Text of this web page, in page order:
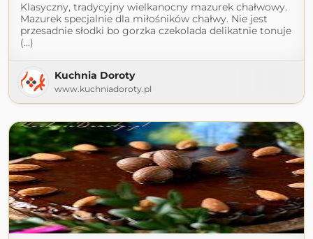
Klasyczny, tradycyjny wielkanocny mazurek chałwowy.
Mazurek specjalnie dla miłośników chałwy. Nie jest
przesadnie słodki bo gorzka czekolada delikatnie tonuje
(...)
Kuchnia Doroty
www.kuchniadoroty.pl